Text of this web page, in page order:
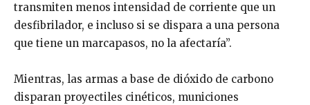
transmiten menos intensidad de corriente que un
desfibrilador, e incluso si se dispara a una persona
que tiene un marcapasos, no la afectaría”.
Mientras, las armas a base de dióxido de carbono
disparan proyectiles cinéticos, municiones